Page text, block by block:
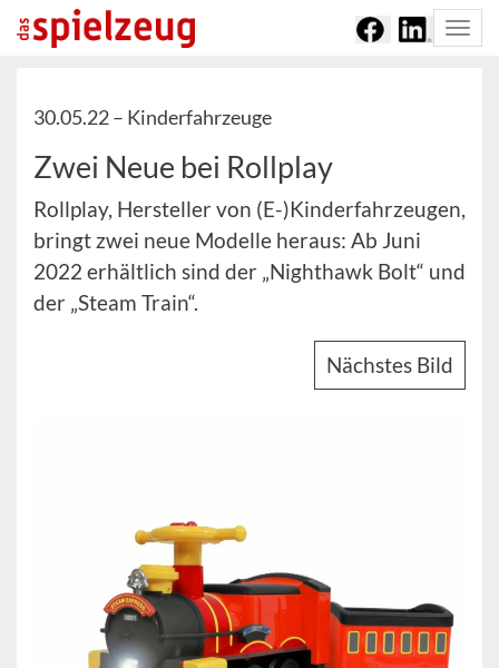
30.05.22 – Kinderfahrzeuge
Zwei Neue bei Rollplay
Rollplay, Hersteller von (E-)Kinderfahrzeugen,
bringt zwei neue Modelle heraus: Ab Juni
2022 erhältlich sind der „Nighthawk Bolt“ und
der „Steam Train“.
Nächstes Bild